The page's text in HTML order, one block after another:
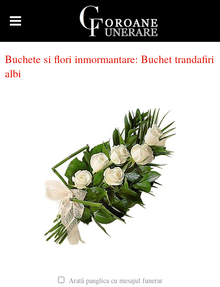
Buchete si flori inmormantare: Buchet trandafiri
albi
Arată panglica cu mesajul funerar